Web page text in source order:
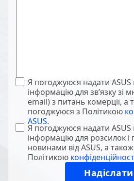
Я погоджуюся надати
інформацію для зв’язку зі
email) з питань комерції, а
погоджуюся з Політикою
ASUS.
Я погоджуюся надати
інформацію для розсилок і
новинами від ASUS, а
Політикою